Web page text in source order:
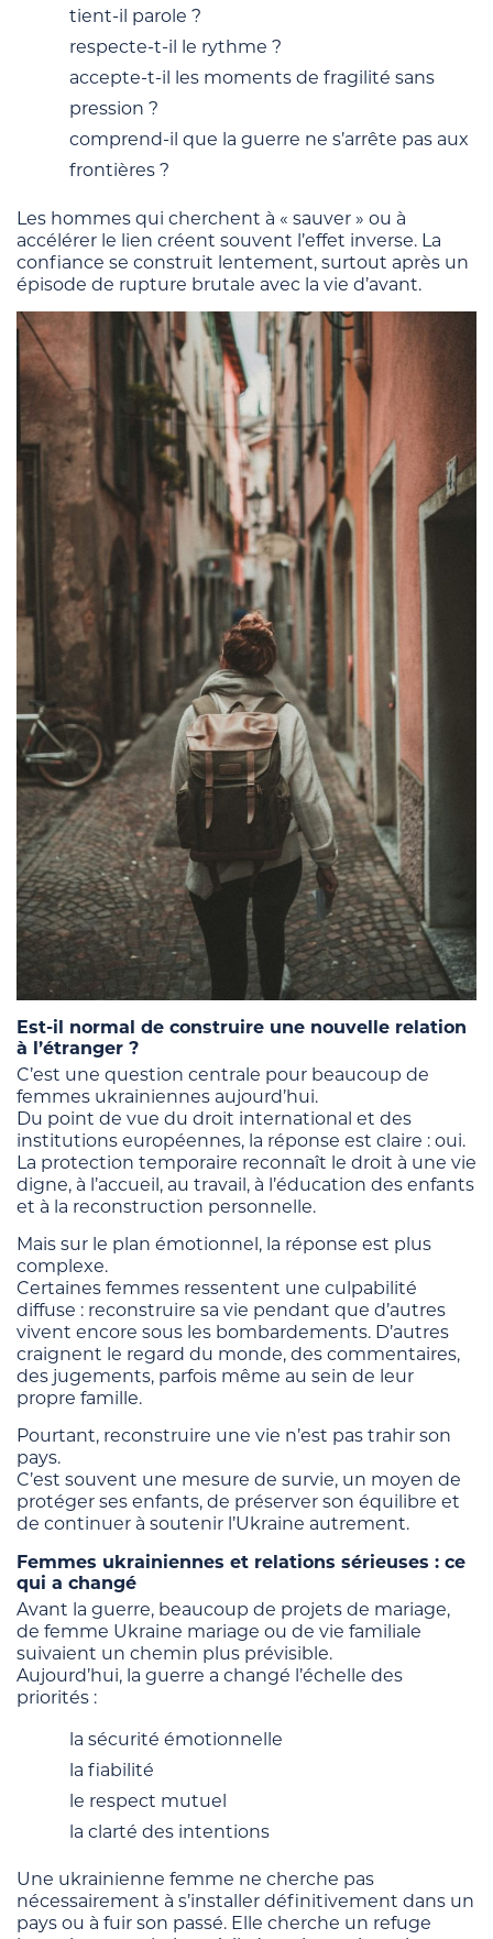
tient-il parole ?
respecte-t-il le rythme ?
accepte-t-il les moments de fragilité sans
pression ?
comprend-il que la guerre ne s’arrête pas aux
frontières ?
Les hommes qui cherchent à « sauver » ou à
accélérer le lien créent souvent l’effet inverse. La
confiance se construit lentement, surtout après un
épisode de rupture brutale avec la vie d’avant.
Est-il normal de construire une nouvelle relation
à l’étranger ?
C’est une question centrale pour beaucoup de
femmes ukrainiennes aujourd’hui.
Du point de vue du droit international et des
institutions européennes, la réponse est claire : oui.
La protection temporaire reconnaît le droit à une vie
digne, à l’accueil, au travail, à l’éducation des enfants
et à la reconstruction personnelle.
Mais sur le plan émotionnel, la réponse est plus
complexe.
Certaines femmes ressentent une culpabilité
diffuse : reconstruire sa vie pendant que d’autres
vivent encore sous les bombardements. D’autres
craignent le regard du monde, des commentaires,
des jugements, parfois même au sein de leur
propre famille.
Pourtant, reconstruire une vie n’est pas trahir son
pays.
C’est souvent une mesure de survie, un moyen de
protéger ses enfants, de préserver son équilibre et
de continuer à soutenir l’Ukraine autrement.
Femmes ukrainiennes et relations sérieuses : ce
qui a changé
Avant la guerre, beaucoup de projets de mariage,
de femme Ukraine mariage ou de vie familiale
suivaient un chemin plus prévisible.
Aujourd’hui, la guerre a changé l’échelle des
priorités :
la sécurité émotionnelle
la fiabilité
le respect mutuel
la clarté des intentions
Une ukrainienne femme ne cherche pas
nécessairement à s’installer définitivement dans un
pays ou à fuir son passé. Elle cherche un refuge